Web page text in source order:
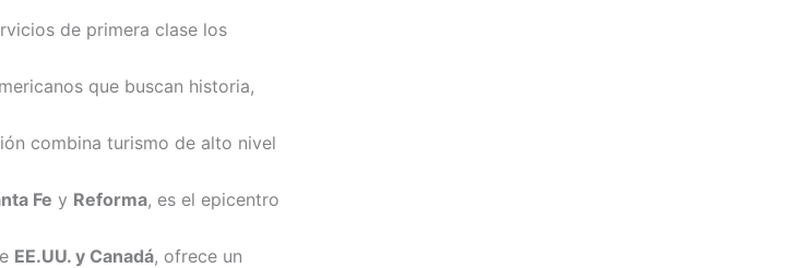
de primera clase los
que buscan historia,
combina turismo de alto nivel
Fe y Reforma, es el epicentro
EE.UU. y Canadá, ofrece un